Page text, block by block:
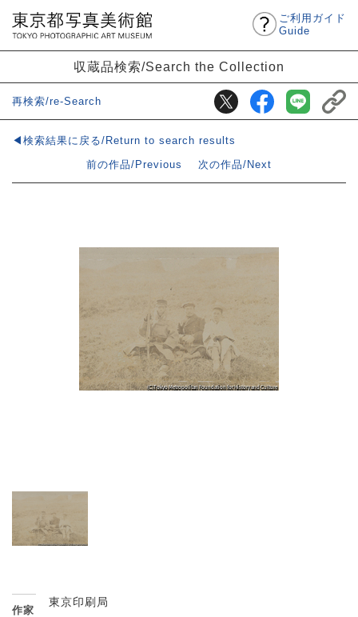
ご利用ガイド
Guide
収蔵品検索/Search the Collection
再検索/re-Search
◀検索結果に戻る/Return to search results
前の作品/Previous
次の作品/Next
作家
東京印刷局